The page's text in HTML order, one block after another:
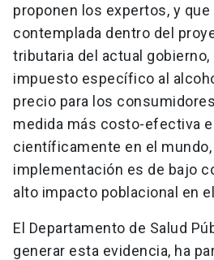
proponen los expertos, y que
contemplada dentro del
tributaria del actual
impuesto específico al
precio para los
medida más costo-efectiva
científicamente en el
implementación es de bajo
alto impacto poblacional en
El Departamento de Salud
generar esta evidencia, ha